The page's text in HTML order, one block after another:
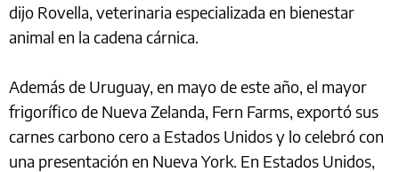
dijo Rovella, veterinaria especializada en bienestar
animal en la cadena cárnica.
Además de Uruguay, en mayo de este año, el mayor
frigorífico de Nueva Zelanda, Fern Farms, exportó sus
carnes carbono cero a Estados Unidos y lo celebró con
una presentación en Nueva York. En Estados Unidos,